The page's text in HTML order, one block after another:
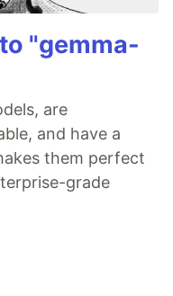
"gemma-
are
and have a
them perfect
grade